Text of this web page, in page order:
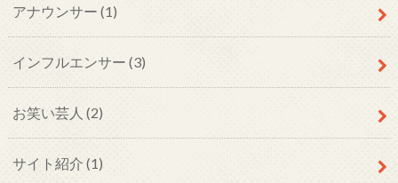
アナウンサー (1)
インフルエンサー (3)
お笑い芸人 (2)
サイト紹介 (1)